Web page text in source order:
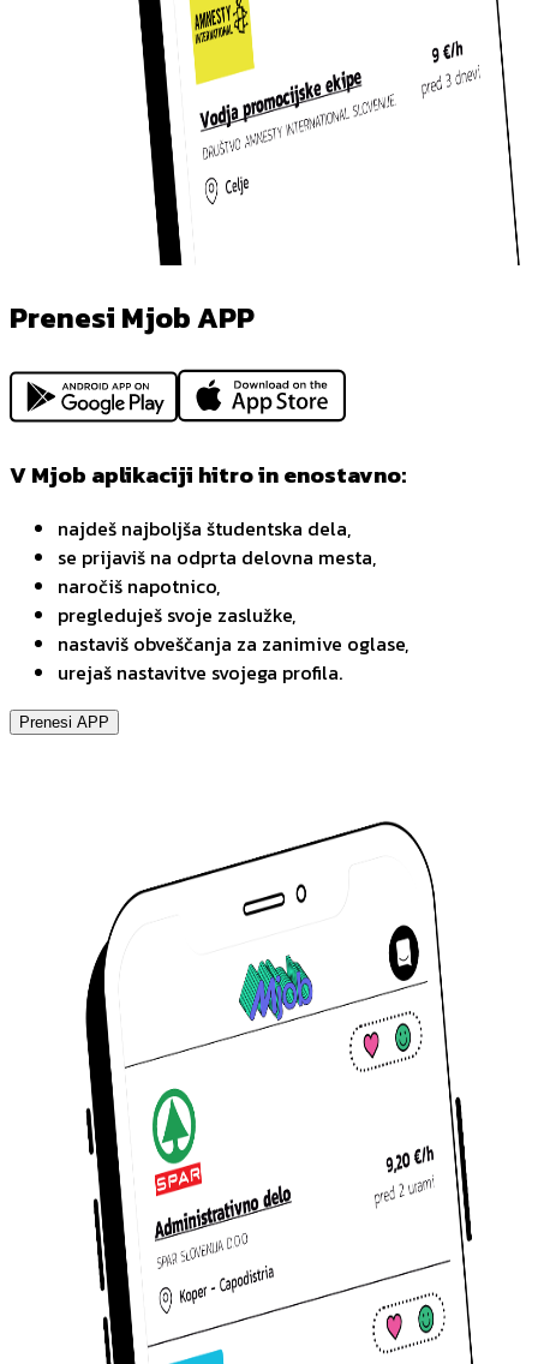
Prenesi Mjob APP
V Mjob aplikaciji hitro in enostavno:
najdeš najboljša študentska dela,
se prijaviš na odprta delovna mesta,
naročiš napotnico,
pregleduješ svoje zaslužke,
nastaviš obveščanja za zanimive oglase,
urejaš nastavitve svojega profila.
Prenesi APP